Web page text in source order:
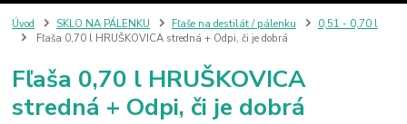
Úvod SKLO NA PÁLENKU Fľaše na destilát / pálenku
0,51 - 0,70 l
Fľaša 0,70 l HRUŠKOVICA stredná + Odpi, či je dobrá
Fľaša 0,70 l HRUŠKOVICA
stredná + Odpi, či je dobrá